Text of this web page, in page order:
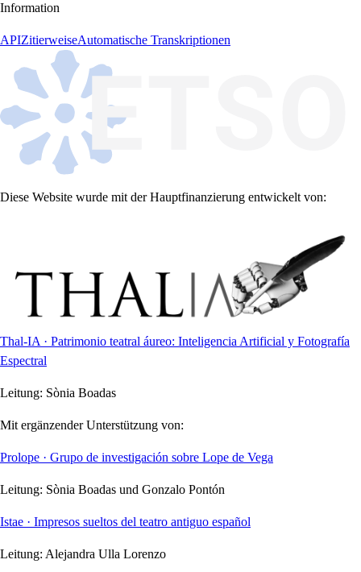
Information
APIZitierweiseAutomatische Transkriptionen
Diese Website wurde mit der Hauptfinanzierung entwickelt von:
Thal-IA · Patrimonio teatral áureo: Inteligencia Artificial y Fotografía
Espectral
Leitung: Sònia Boadas
Mit ergänzender Unterstützung von:
Prolope · Grupo de investigación sobre Lope de Vega
Leitung: Sònia Boadas und Gonzalo Pontón
Istae · Impresos sueltos del teatro antiguo español
Leitung: Alejandra Ulla Lorenzo